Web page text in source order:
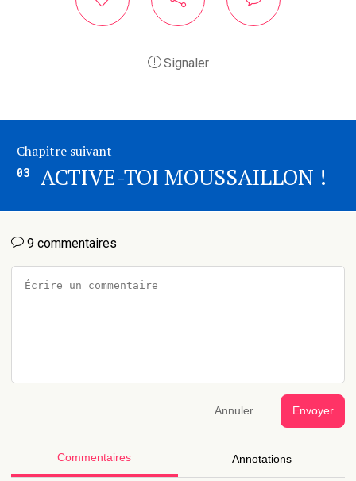
Signaler
Chapitre suivant
03 ACTIVE-TOI MOUSSAILLON !
9 commentaires
Annuler Envoyer
Commentaires Annotations